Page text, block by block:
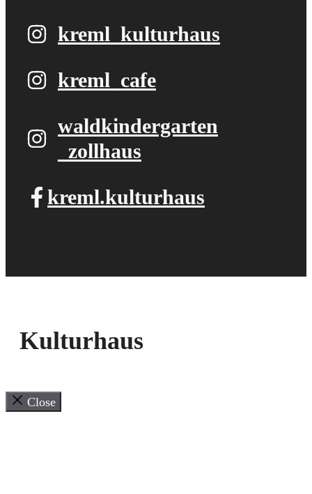
kreml_kulturhaus
kreml_cafe
waldkindergarten​
_zollhaus
kreml.kulturhaus
Kulturhaus
Close